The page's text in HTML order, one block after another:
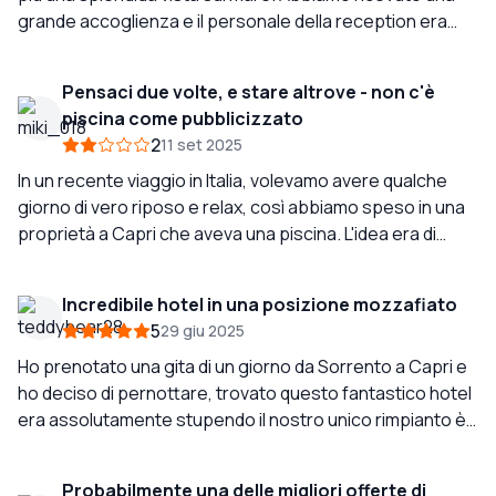
grande accoglienza e il personale della reception era
perfetto. Non c'è purtroppo piscina. Sembrava ci fosse
una vasca idromassaggio ma non abbiamo visto
nessuno usarla. I nostri letti erano super confortevoli,
asciugamani puliti ogni giorno e lenzuola pulite dopo 2
notti. Un generoso cesto di articoli da toeletta. Abbiamo
pensato che era un ottimo rapporto qualità-prezzo per
Pensaci due volte, e stare altrove - non c'è
piscina come pubblicizzato
211 set 2025
In un recente viaggio in Italia, volevamo avere qualche
giorno di vero riposo e relax, così abbiamo speso in una
proprietà a Capri che aveva una piscina. L'idea era di
l'isola. Dopo aver notato che non c'era piscina da
nessuna parte ho chiesto al riguardo e la risposta
immediata è stata "è chiaramente indicato su Expedia e
la prenotazione che la piscina è presso la nostra
struttura gemella, possiamo organizzare un drive, ed è di
Incredibile hotel in una posizione mozzafiato
529 giu 2025
Ho prenotato una gita di un giorno da Sorrento a Capri e
ho deciso di pernottare, trovato questo fantastico hotel
era assolutamente stupendo il nostro unico rimpianto è
Probabilmente una delle migliori offerte di